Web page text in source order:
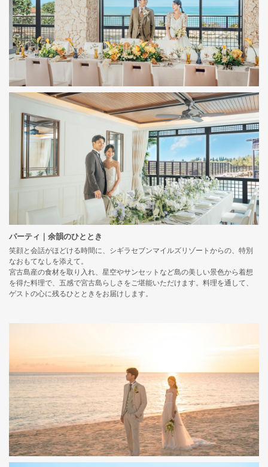
パーティ｜余韻のひととき
笑顔と会話がほどける時間に、シギラセブンマイルズリゾートからの、特別
なおもてなしを添えて。
宮古島産の食材を取り入れ、星空やサンセットなど島の美しい景色から着想
を得た料理で、五感で宮古島らしさをご堪能いただけます。料理を通して、
ゲストの心に残るひとときをお届けします。